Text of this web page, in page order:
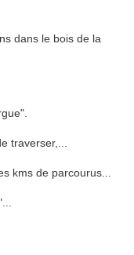
dans le bois de la
traverser,...
kms de parcourus...